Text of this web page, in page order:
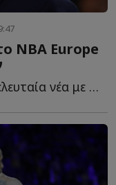
ΝΒΑ Europe
Τα δεδομένα για την ΑΕΚ, τα τελευταία νέα με το ΝΒΑ Europe κ...